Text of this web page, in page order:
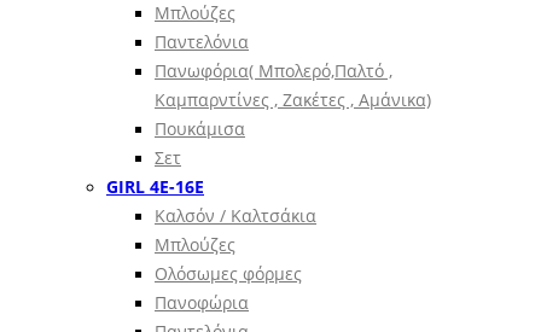
Μπλούζες
Παντελόνια
Πανωφόρια( Μπολερό,Παλτό ,
Καμπαρντίνες , Ζακέτες , Αμάνικα)
Πουκάμισα
Σετ
GIRL 4Ε-16Ε
Καλσόν / Καλτσάκια
Μπλούζες
Ολόσωμες φόρμες
Πανοφώρια